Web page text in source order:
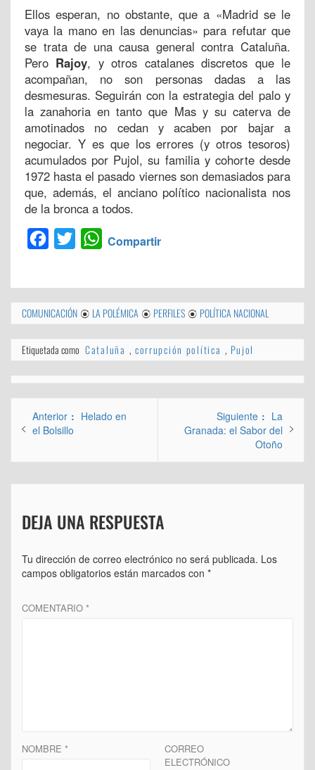
Ellos esperan, no obstante, que a «Madrid se le
vaya la mano en las denuncias» para refutar que
se trata de una causa general contra Cataluña.
Pero Rajoy, y otros catalanes discretos que le
acompañan, no son personas dadas a las
desmesuras. Seguirán con la estrategia del palo y
la zanahoria en tanto que Mas y su caterva de
amotinados no cedan y acaben por bajar a
negociar. Y es que los errores (y otros tesoros)
acumulados por Pujol, su familia y cohorte desde
1972 hasta el pasado viernes son demasiados para
que, además, el anciano político nacionalista nos
de la bronca a todos.
Facebook
TwitterWhatsApp
Compartir
COMUNICACIÓN LA POLÉMICA PERFILES POLÍTICA NACIONAL
Etiquetada como Cataluña , corrupción política , Pujol
Navegación
de
entradas
Anterior
Entrada
Helado en
el Bolsillo
Siguiente
Entrada
siguiente:
La
Granada: el Sabor del
Otoño
DEJA UNA RESPUESTA
Tu dirección de correo electrónico no será publicada. Los
campos obligatorios están marcados con *
COMENTARIO *
NOMBRE *
CORREO
ELECTRÓNICO